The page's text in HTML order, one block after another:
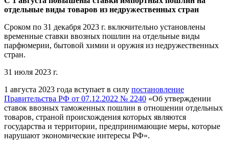
отдельные виды товаров из недружественных стран
Сроком по 31 декабря 2023 г. включительно установлены
временные ставки ввозных пошлин на отдельные виды
парфюмерии, бытовой химии и оружия из недружественных
стран.
31 июля 2023 г.
1 августа 2023 года вступает в силу постановление
Правительства РФ от 07.12.2022 № 2240 «Об утверждении
ставок ввозных таможенных пошлин в отношении отдельных
товаров, страной происхождения которых являются
государства и территории, предпринимающие меры, которые
нарушают экономические интересы РФ».